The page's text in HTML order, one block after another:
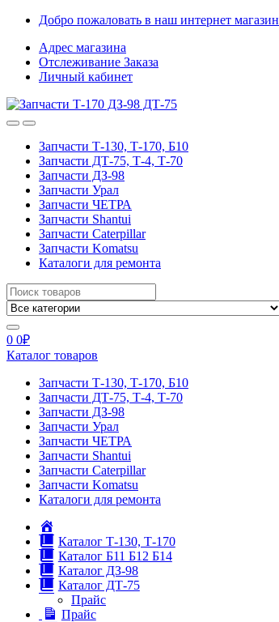
Добро пожаловать в наш интернет магазин
Адрес магазина
Отслеживание Заказа
Личный кабинет
Запчасти Т-130, Т-170, Б10
Запчасти ДТ-75, Т-4, Т-70
Запчасти ДЗ-98
Запчасти Урал
Запчасти ЧЕТРА
Запчасти Shantui
Запчасти Caterpillar
Запчасти Komatsu
Каталоги для ремонта
0 0₽
Каталог товаров
Запчасти Т-130, Т-170, Б10
Запчасти ДТ-75, Т-4, Т-70
Запчасти ДЗ-98
Запчасти Урал
Запчасти ЧЕТРА
Запчасти Shantui
Запчасти Caterpillar
Запчасти Komatsu
Каталоги для ремонта
Каталог Т-130, Т-170
Каталог Б11 Б12 Б14
Каталог ДЗ-98
Каталог ДТ-75
Прайс
Прайс